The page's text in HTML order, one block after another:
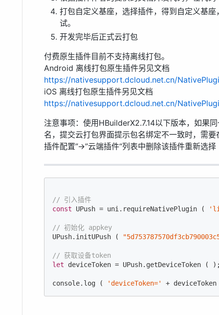
打包自定义基座，选择插件，得到自定义基
试。
开发完毕后正式云打包
付费原生插件目前不支持离线打包。
Android 离线打包原生插件另见文档
https://nativesupport.dcloud.net.cn/
iOS 离线打包原生插件另见文档
https://nativesupport.dcloud.net.cn/
注意事项：使用HBuilderX2.7.14以下版本，如果
名，提交云打包界面提示包名绑定不一致时，需
插件配置”->”云端插件“列表中删除该插件重新选择
// 引入插件
const UPush = uni.requireNativePlugin (
// 初始化 appkey
UPush.initUPush (
// 获取设备token
let deviceToken = UPush.getDeviceToken (
console.log ( 'deviceToken='